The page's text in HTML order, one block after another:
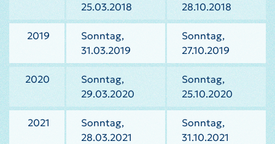
25.03.2018
28.10.2018
2019
Sonntag,
31.03.2019
Sonntag,
27.10.2019
2020
Sonntag,
29.03.2020
Sonntag,
25.10.2020
2021
Sonntag,
28.03.2021
Sonntag,
31.10.2021